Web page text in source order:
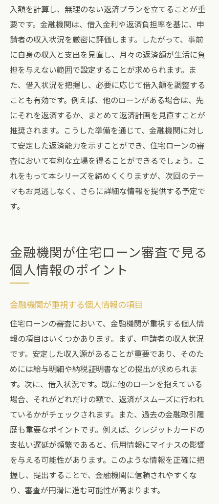
入額を計算し、無理のない返済プランを立てることが重
要です。金融機関は、借入金利や返済負担率を基に、申
請者の収入状況を厳密に評価します。したがって、事前
に自身の収入と支出を見直し、月々の返済額が生活に負
担を与えない範囲で設定することが求められます。ま
た、借入状況を把握し、必要に応じて借入額を調整する
ことも有効です。例えば、他のローンがある場合は、先
にそれを返済するか、まとめて返済計画を見直すことが
推奨されます。こうした準備を通じて、金融機関に対し
て安定した返済能力を示すことができ、住宅ローンの審
査において有利な立場を得ることができるでしょう。こ
れをもって本シリーズを締めくくりますが、次回のテー
マもお見逃しなく、さらに詳細な情報を提供する予定で
す。
金融機関が住宅ローン審査で見る
個人情報のポイント
金融機関が重視する個人情報の項目
住宅ローンの審査において、金融機関が重視する個人情
報の項目はいくつかあります。まず、申請者の収入状況
です。安定した収入源があることが重要であり、そのた
めには給与明細や納税証明書などの提出が求められま
す。次に、借入状況です。既に他のローンを抱えている
場合、それがどれだけの額で、返済がスムーズに行われ
ているかがチェックされます。また、過去の金融取引履
歴も重要なポイントです。例えば、クレジットカードの
支払い遅延が頻繁であると、信用情報にマイナスの影響
を与える可能性があります。このような情報を正確に把
握し、提出することで、金融機関に信頼されやすくな
り、審査が円滑に進む可能性が高まります。